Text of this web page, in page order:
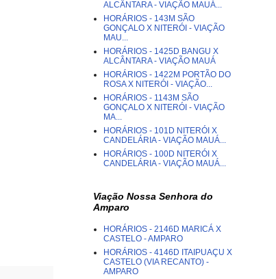
ALCÂNTARA - VIAÇÃO MAUÁ...
HORÁRIOS - 143M SÃO
GONÇALO X NITERÓI - VIAÇÃO
MAU...
HORÁRIOS - 1425D BANGU X
ALCÂNTARA - VIAÇÃO MAUÁ
HORÁRIOS - 1422M PORTÃO DO
ROSA X NITERÓI - VIAÇÃO...
HORÁRIOS - 1143M SÃO
GONÇALO X NITERÓI - VIAÇÃO
MA...
HORÁRIOS - 101D NITERÓI X
CANDELÁRIA - VIAÇÃO MAUÁ...
HORÁRIOS - 100D NITERÓI X
CANDELÁRIA - VIAÇÃO MAUÁ...
Viação Nossa Senhora do
Amparo
HORÁRIOS - 2146D MARICÁ X
CASTELO - AMPARO
HORÁRIOS - 4146D ITAIPUAÇU X
CASTELO (VIA RECANTO) -
AMPARO